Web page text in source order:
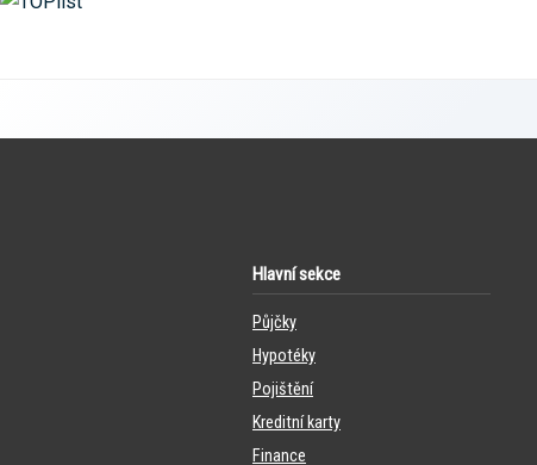
Hlavní sekce
Půjčky
Hypotéky
Pojištění
Kreditní karty
Finance